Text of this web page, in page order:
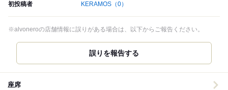
初投稿者 KERAMOS （0）
※alvoneroの店舗情報に誤りがある場合は、以下からご報告ください。
誤りを報告する
座席